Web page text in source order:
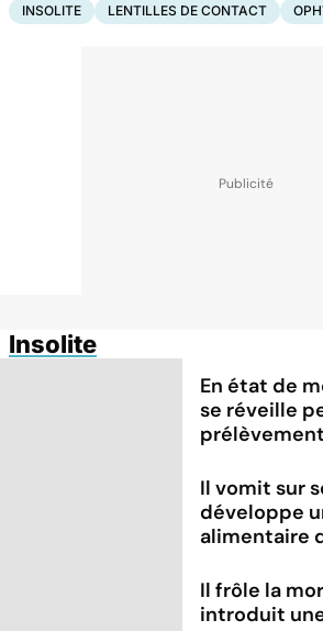
INSOLITE LENTILLES DE CONTACT
Insolite
En état de
se réveille
Il vomit sur
développe
alimentaire
Il frôle la
introduit